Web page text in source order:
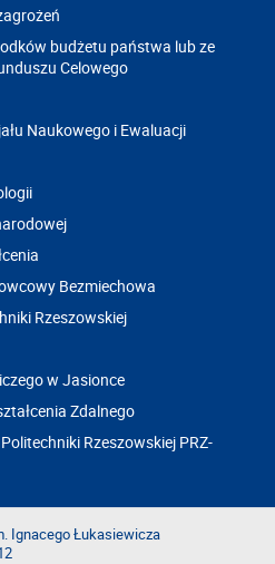
budżetu państwa lub ze
Celowego
Naukowego i Ewaluacji
Bezmiechowa
Rzeszowskiej
w Jasionce
Zdalnego
Rzeszowskiej PRZ-
Ignacego Łukasiewicza